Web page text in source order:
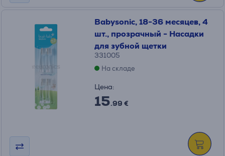
Babysonic, 18-36 месяцев, 4
шт., прозрачный - Насадки
для зубной щетки
331005
На складе
Цена:
15.99 €